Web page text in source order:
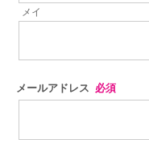
メイ
メールアドレス 必須